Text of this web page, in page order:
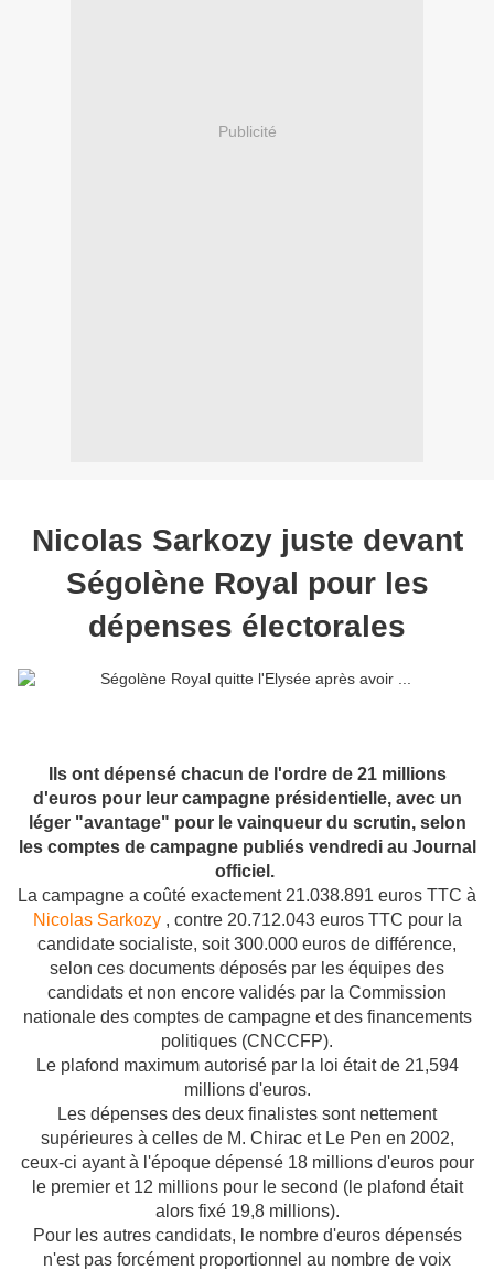
Publicité
Nicolas Sarkozy juste devant
Ségolène Royal pour les
dépenses électorales
Ils ont dépensé chacun de l'ordre de 21 millions
d'euros pour leur campagne présidentielle, avec un
léger "avantage" pour le vainqueur du scrutin, selon
les comptes de campagne publiés vendredi au Journal
officiel.
La campagne a coûté exactement 21.038.891 euros TTC à
Nicolas Sarkozy, contre 20.712.043 euros TTC pour la
candidate socialiste, soit 300.000 euros de différence,
selon ces documents déposés par les équipes des
candidats et non encore validés par la Commission
nationale des comptes de campagne et des financements
politiques (CNCCFP).
Le plafond maximum autorisé par la loi était de 21,594
millions d'euros.
Les dépenses des deux finalistes sont nettement
supérieures à celles de M. Chirac et Le Pen en 2002,
ceux-ci ayant à l'époque dépensé 18 millions d'euros pour
le premier et 12 millions pour le second (le plafond était
alors fixé 19,8 millions).
Pour les autres candidats, le nombre d'euros dépensés
n'est pas forcément proportionnel au nombre de voix